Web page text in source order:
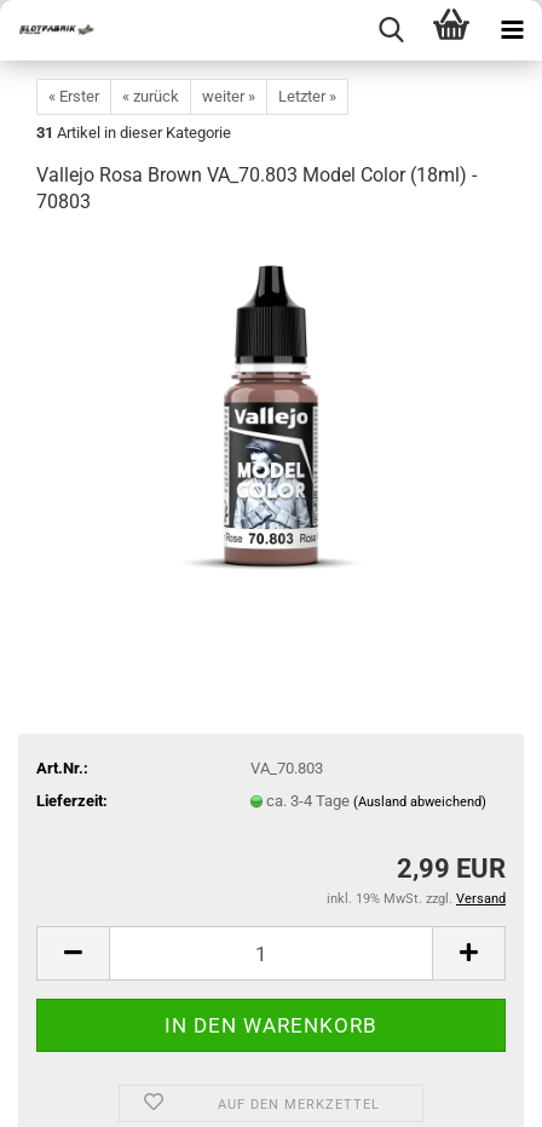
« Erster « zurück weiter »
Letzter »
31 Artikel in dieser Kategorie
Vallejo Rosa Brown VA_70.803 Model Color (18ml) -
70803
Art.Nr.:
VA_70.803
Lieferzeit:
ca. 3-4 Tage (Ausland abweichend)
2,99 EUR
inkl. 19% MwSt. zzgl. Versand
AUF DEN MERKZETTEL